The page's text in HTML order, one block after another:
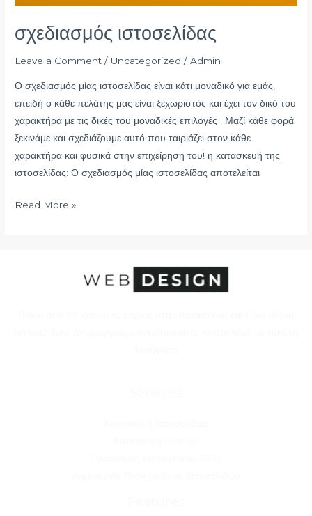
σχεδιασμός ιστοσελίδας
Leave a Comment / Uncategorized /Admin
Ο σχεδιασμός μίας ιστοσελίδας είναι κάτι μοναδικό για εμάς,
επειδή ο κάθε πελάτης μας είναι ξεχωριστός και έχει τον δικό του
χαρακτήρα με τις δικές του μοναδικές επιλογές . Μαζί κάθε φορά
ξεκινάμε και σχεδιάζουμε αυτό που ταιριάζει στον κάθε
χαρακτήρα και φυσικά στην επιχείρηση του! η κατασκευή της
ιστοσελίδας: Ο σχεδιασμός μίας ιστοσελίδας αποτελείται
Read More »